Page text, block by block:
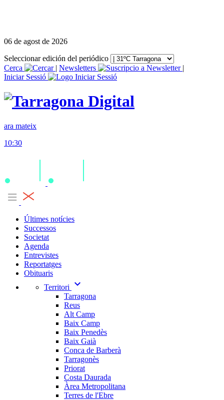
06 de agost de 2026
Seleccionar edición del periódico
Cerca
| Newsletters
|
Iniciar Sessió
ara mateix
10:30
Últimes notícies
Successos
Societat
Agenda
Entrevistes
Reportatges
Obituaris
Territori
expand_more
Tarragona
Reus
Alt Camp
Baix Camp
Baix Penedès
Baix Gaià
Conca de Barberà
Tarragonès
Priorat
Costa Daurada
Àrea Metropolitana
Terres de l'Ebre